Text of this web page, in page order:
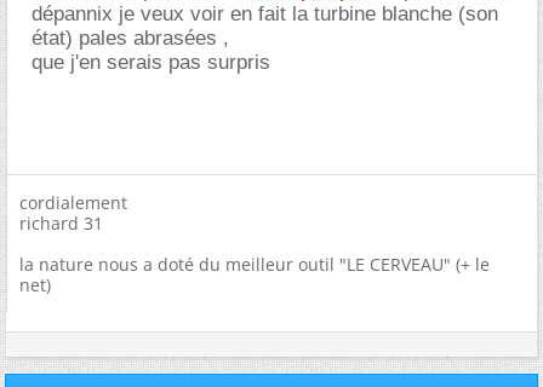
dépannix je veux voir en fait la turbine blanche (son
état) pales abrasées ,
que j'en serais pas surpris
cordialement
richard 31
la nature nous a doté du meilleur outil "LE CERVEAU" (+ le
net)